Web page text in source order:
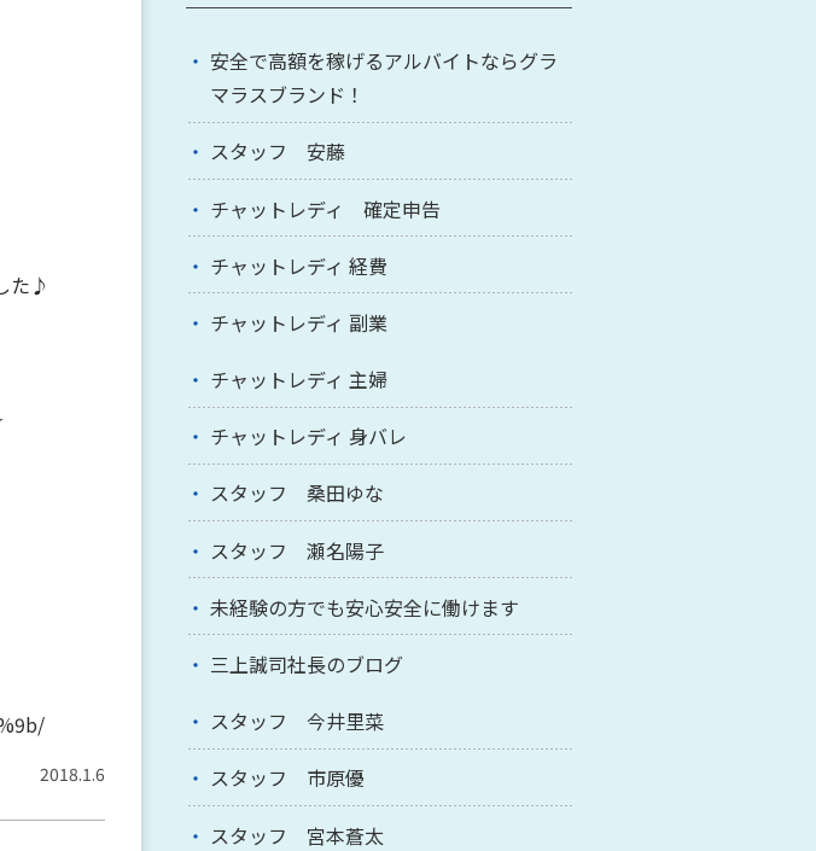
た♪
2018.1.6
安全で高額を稼げるアルバイトならグラ
マラスブランド！
スタッフ 安藤
チャットレディ 確定申告
チャットレディ 経費
チャットレディ 副業
チャットレディ 主婦
チャットレディ 身バレ
スタッフ 桑田ゆな
スタッフ 瀬名陽子
未経験の方でも安心安全に働けます
三上誠司社長のブログ
スタッフ 今井里菜
スタッフ 市原優
スタッフ 宮本蒼太